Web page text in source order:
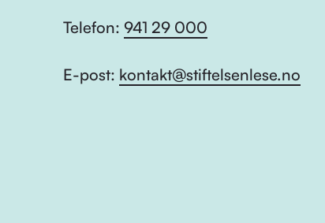
Telefon: 941 29 000
E-post: kontakt@stiftelsenlese.no